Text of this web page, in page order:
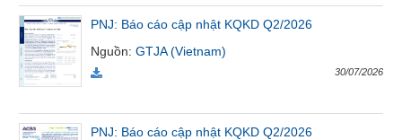
PNJ: Báo cáo cập nhật KQKD Q2/2026
Nguồn:GTJA (Vietnam)
30/07/2026
PNJ: Báo cáo cập nhật KQKD Q2/2026
(-)
Tất cả Cổ phiếu Chỉ số
đạo
(-)